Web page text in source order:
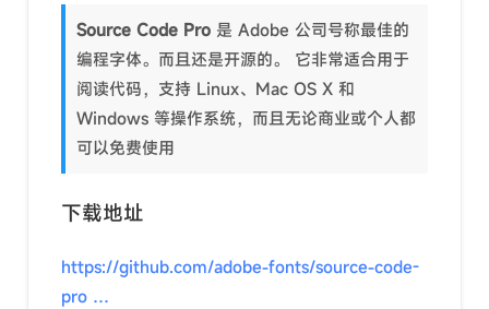
Source Code Pro 是 Adobe 公司号称最佳的
编程字体。而且还是开源的。 它非常适合用于
阅读代码，支持 Linux、Mac OS X 和
Windows 等操作系统，而且无论商业或个人都
可以免费使用
下载地址
https://github.com/adobe-fonts/source-code-
pro …